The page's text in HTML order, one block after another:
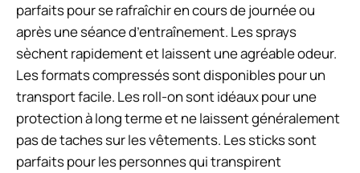
parfaits pour se rafraîchir en cours de journée ou
après une séance d’entraînement. Les sprays
sèchent rapidement et laissent une agréable odeur.
Les formats compressés sont disponibles pour un
transport facile. Les roll-on sont idéaux pour une
protection à long terme et ne laissent généralement
pas de taches sur les vêtements. Les sticks sont
parfaits pour les personnes qui transpirent